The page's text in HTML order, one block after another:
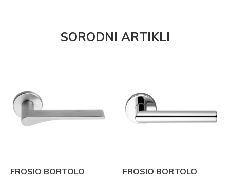
SORODNI ARTIKLI
FROSIO BORTOLO FROSIO BORTOLO